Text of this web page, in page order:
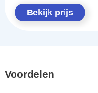
Bekijk prijs
Voordelen